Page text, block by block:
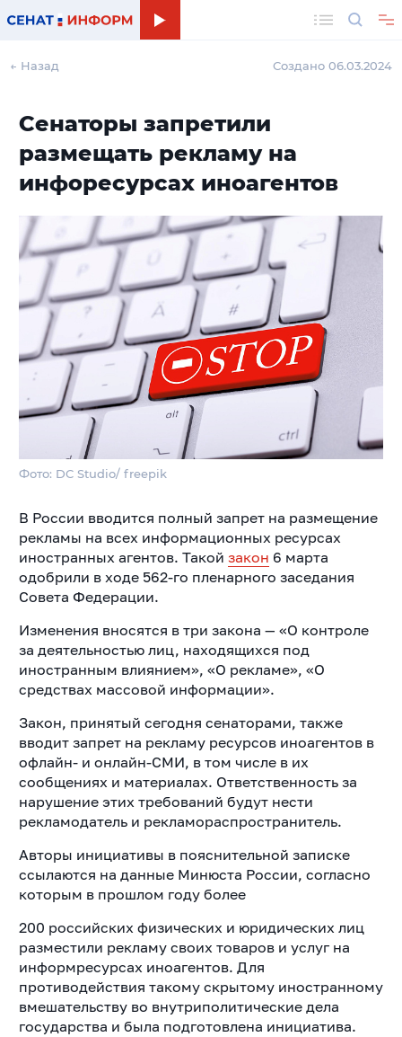
← Назад Создано 06.03.2024
Сенаторы запретили
размещать рекламу на
инфоресурсах иноагентов
Фото: DC Studio/ freepik
В России вводится полный запрет на размещение
рекламы на всех информационных ресурсах
иностранных агентов. Такой закон 6 марта
одобрили в ходе 562-го пленарного заседания
Совета Федерации.
Изменения вносятся в три закона — «О контроле
за деятельностью лиц, находящихся под
иностранным влиянием», «О рекламе», «О
средствах массовой информации».
Закон, принятый сегодня сенаторами, также
вводит запрет на рекламу ресурсов иноагентов в
офлайн- и онлайн-СМИ, в том числе в их
сообщениях и материалах. Ответственность за
нарушение этих требований будут нести
рекламодатель и рекламораспространитель.
Авторы инициативы в пояснительной записке
ссылаются на данные Минюста России, согласно
которым в прошлом году более
200 российских физических и юридических лиц
разместили рекламу своих товаров и услуг на
информресурсах иноагентов. Для
противодействия такому скрытому иностранному
вмешательству во внутриполитические дела
государства и была подготовлена инициатива.